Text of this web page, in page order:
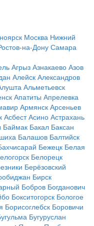
Москва Нижний
на-Дону Самара
Агрыз Азнакаево Азов
Алейск Александров
Альметьевск
Апатиты Апрелевка
Армянск Арсеньев
Асбест Асино Астрахань
Баймак Бакал Баксан
Балашов Балтийск
Бежецк Белая
Белорецк
Берёзовский
Бирск
Бобров Богданович
Бокситогорск Бологое
Борисоглебск Боровичи
Бугуруслан